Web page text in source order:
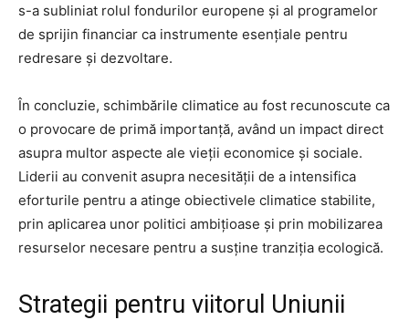
s-a subliniat rolul fondurilor europene și al programelor
de sprijin financiar ca instrumente esențiale pentru
redresare și dezvoltare.
În concluzie, schimbările climatice au fost recunoscute ca
o provocare de primă importanță, având un impact direct
asupra multor aspecte ale vieții economice și sociale.
Liderii au convenit asupra necesității de a intensifica
eforturile pentru a atinge obiectivele climatice stabilite,
prin aplicarea unor politici ambițioase și prin mobilizarea
resurselor necesare pentru a susține tranziția ecologică.
Strategii pentru viitorul Uniunii